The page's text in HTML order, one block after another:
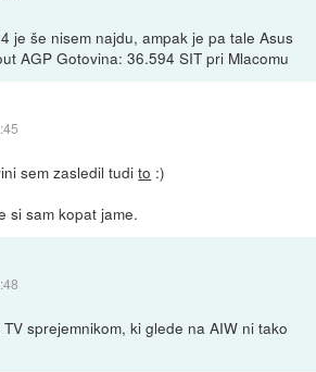
je še nisem najdu, ampak je pa tale Asus
AGP Gotovina: 36.594 SIT pri Mlacomu
sem zasledil tudito :)
si sam kopat jame.
sprejemnikom, ki glede na AIW ni tako